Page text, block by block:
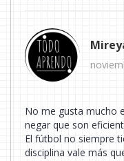
No me gusta mucho
negar que son
El fútbol no siempre
disciplina vale más